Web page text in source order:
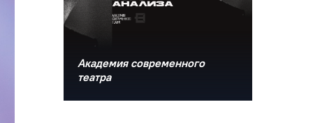
Академия современного
театра